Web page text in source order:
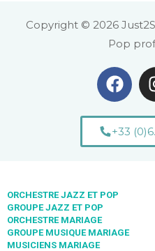
Copyright © 2026
Pop
+33
ORCHESTRE JAZZ ET POP
GROUPE JAZZ ET POP
ORCHESTRE MARIAGE
GROUPE MUSIQUE MARIAGE
MUSICIENS MARIAGE